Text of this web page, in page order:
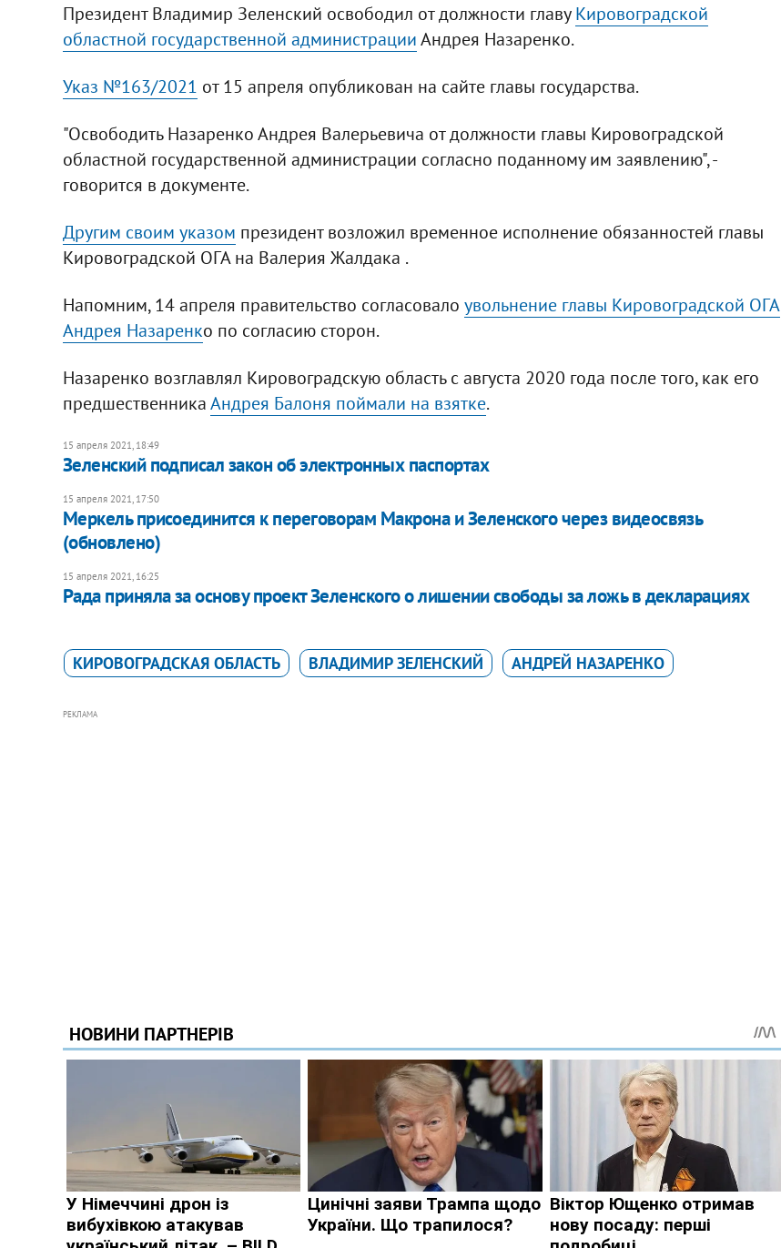
Президент Владимир Зеленский освободил от должности главуКировоградской
областной государственной администрацииАндрея Назаренко.
Указ №163/2021 от 15 апреля опубликован на сайте главы государства.
"Освободить Назаренко Андрея Валерьевича от должности главы Кировоградской
областной государственной администрации согласно поданному им заявлению", -
говорится в документе.
Другим своим указом президент возложил временное исполнение обязанностей главы
Кировоградской ОГА на Валерия Жалдака .
Напомним, 14 апреля правительство согласовало увольнение главы Кировоградской ОГА
Андрея Назаренко по согласию сторон.
Назаренко возглавлял Кировоградскую область с августа 2020 года после того, как его
предшественникаАндрея Балоня поймали на взятке.
15 апреля 2021, 18:49
Зеленский подписал закон об электронных паспортах
15 апреля 2021, 17:50
Меркель присоединится к переговорам Макрона и Зеленского через видеосвязь
(обновлено)
15 апреля 2021, 16:25
Рада приняла за основу проект Зеленского о лишении свободы за ложь в декларациях
КИРОВОГРАДСКАЯ ОБЛАСТЬ ВЛАДИМИР ЗЕЛЕНСКИЙ АНДРЕЙ НАЗАРЕНКО
РЕКЛАМА